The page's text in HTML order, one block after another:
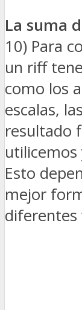
La suma
10) Para
un riff
como los
escalas,
resultado
Esto
mejor
diferentes